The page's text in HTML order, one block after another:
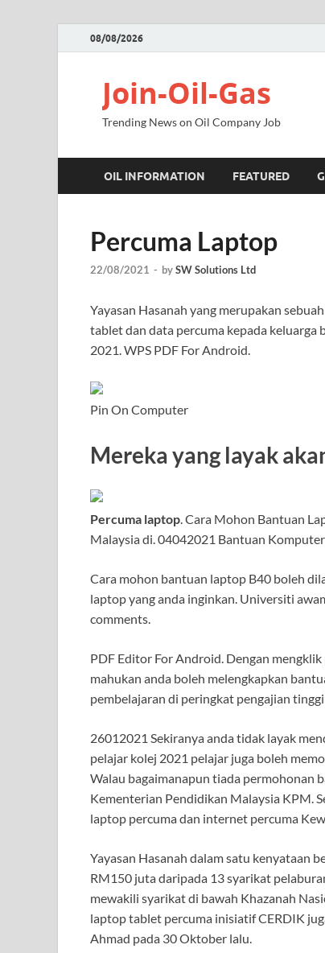
08/08/2026
Join-Oil-Gas
Trending News on Oil Company Job
OIL INFORMATION FEATURED
Percuma Laptop
22/08/2021 - bySW Solutions Ltd
Yayasan Hasanah yang merupakan
tablet dan data percuma kepada
2021. WPS PDF For Android.
Pin On Computer
Mereka yang layak
Percuma laptop . Cara Mohon Bantuan
Malaysia di. 04042021 Bantuan Komputer
Cara mohon bantuan laptop B40 boleh
laptop yang anda inginkan. Universiti
comments.
PDF Editor For Android. Dengan
mahukan anda boleh melengkapkan
pembelajaran di peringkat pengajian tinggi
26012021 Sekiranya anda tidak layak
pelajar kolej 2021 pelajar juga boleh
Walau bagaimanapun tiada permohonan
Kementerian Pendidikan Malaysia KPM.
laptop percuma dan internet percuma
Yayasan Hasanah dalam satu kenyataan
RM150 juta daripada 13 syarikat
mewakili syarikat di bawah Khazanah
laptop tablet percuma inisiatif CERDIK
Ahmad pada 30 Oktober lalu.